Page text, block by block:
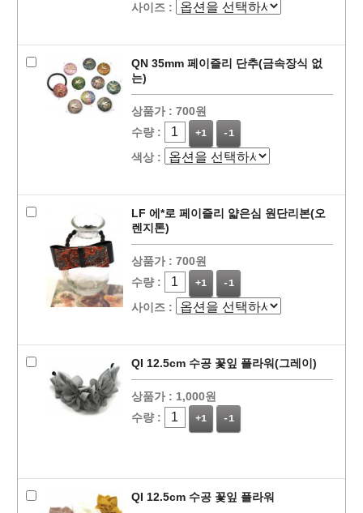
사이즈 :
QN 35mm 페이즐리 단추(금속장식 없
는)
상품가 : 700원
수량 :
+1 -1
색상 :
LF 에*로 페이즐리 얇은심 원단리본(오
렌지톤)
상품가 : 700원
수량 :
+1 -1
사이즈 :
QI 12.5cm 수공 꽃잎 플라워(그레이)
상품가 : 1,000원
수량 :
+1 -1
QI 12.5cm 수공 꽃잎 플라워